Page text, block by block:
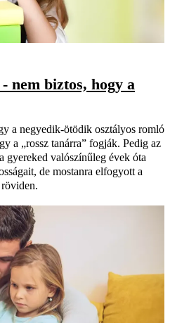
nem biztos, hogy a
a negyedik-ötödik osztályos romló
a „rossz tanárra” fogják. Pedig az
gyereked valószínűleg évek óta
de mostanra elfogyott a